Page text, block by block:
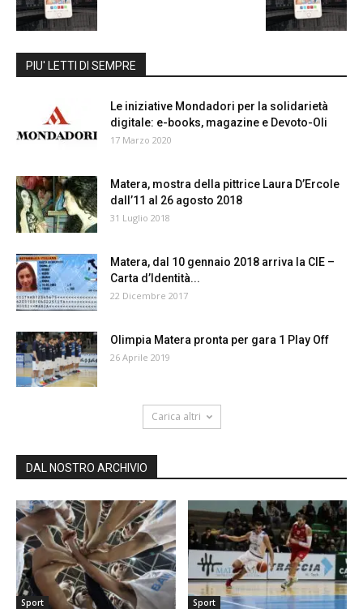
PIU' LETTI DI SEMPRE
Le iniziative Mondadori per la solidarietà
digitale: e-books, magazine e Devoto-Oli
17 Marzo 2020
Matera, mostra della pittrice Laura D’Ercole
dall’11 al 26 agosto 2018
31 Luglio 2018
Matera, dal 10 gennaio 2018 arriva la CIE –
Carta d’Identità...
22 Dicembre 2017
Olimpia Matera pronta per gara 1 Play Off
26 Aprile 2019
Carica altri
DAL NOSTRO ARCHIVIO
Sport Sport